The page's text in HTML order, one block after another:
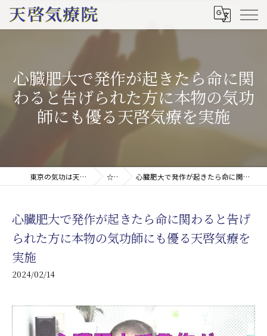
心臓肥大で発作が起きたら命に関
わると告げられた方に本物の気功
師にも優る天啓気療を実施
東京の気功は天啓気療院(天啓気功療法治療院) ☆ブログ 心臓肥大で発作が起きたら命に関わると告げられた方に本物の気功師にも優る天啓気療を実施
心臓肥大で発作が起きたら命に関わると告げ
られた方に本物の気功師にも優る天啓気療を
実施
2024/02/14